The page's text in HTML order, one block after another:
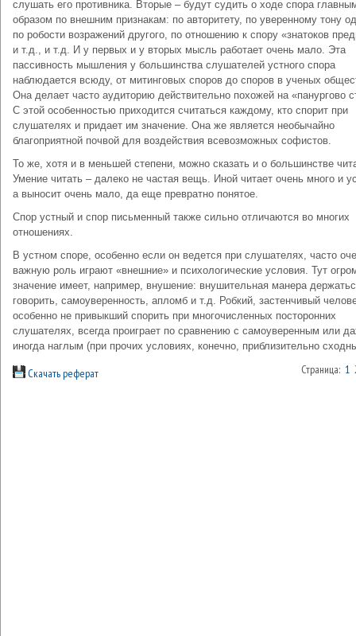
слушать его противника. Вторые – будут судить о ходе спора
образом по внешним признакам: по авторитету, по уверенному тону
по робости возражений другого, по отношению к спору «знатоков
и т.д., и т.д. И у первых и у вторых мысль работает очень мало. Эта
пассивность мышления у большинства слушателей устного спора
наблюдается всюду, от митинговых споров до споров в ученых
Она делает часто аудиторию действительно похожей на «панургово
С этой особенностью приходится считаться каждому, кто спорит при
слушателях и придает им значение. Она же является необычайно
благоприятной почвой для воздействия всевозможных софистов.
То же, хотя и в меньшей степени, можно сказать и о большинстве
Умение читать – далеко не частая вещь. Иной читает очень много и
а выносит очень мало, да еще превратно понятое.
Спор устный и спор письменный также сильно отличаются во многих
отношениях.
В устном споре, особенно если он ведется при слушателях, часто
важную роль играют «внешние» и психологические условия. Тут
значение имеет, например, внушение: внушительная манера
говорить, самоуверенность, апломб и т.д. Робкий, застенчивый
особенно не привыкший спорить при многочисленных посторонних
слушателях, всегда проиграет по сравнению с самоуверенным или
иногда наглым (при прочих условиях, конечно, приблизительно
Скачать реферат Страница: 1